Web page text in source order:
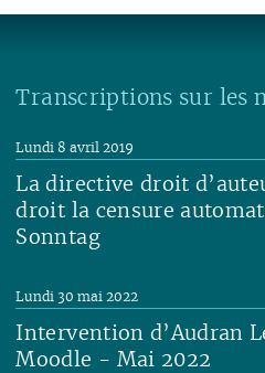
Transcriptions sur les
La directive droit
droit la censure
Sonntag
Lundi 8 avril 2019
Intervention d’Audran
Moodle - Mai 2022
Lundi 30 mai 2022